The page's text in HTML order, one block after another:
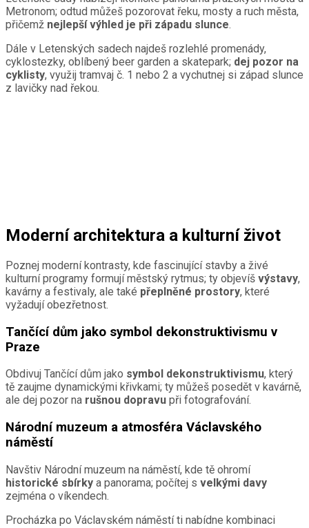
Metronom; odtud můžeš pozorovat řeku, mosty a ruch města,
přičemž nejlepší výhled je při západu slunce.
Dále v Letenských sadech najdeš rozlehlé promenády,
cyklostezky, oblíbený beer garden a skatepark; dej pozor na
cyklisty, využij tramvaj č. 1 nebo 2 a vychutnej si západ slunce
z lavičky nad řekou.
Moderní architektura a kulturní život
Poznej moderní kontrasty, kde fascinující stavby a živé
kulturní programy formují městský rytmus; ty objevíš výstavy,
kavárny a festivaly, ale také přeplněné prostory, které
vyžadují obezřetnost.
Tančící dům jako symbol dekonstruktivismu v
Praze
Obdivuj Tančící dům jako symbol dekonstruktivismu, který
tě zaujme dynamickými křivkami; ty můžeš posedět v kavárně,
ale dej pozor na rušnou dopravu při fotografování.
Národní muzeum a atmosféra Václavského
náměstí
Navštiv Národní muzeum na náměstí, kde tě ohromí
historické sbírky a panorama; počítej s velkými davy
zejména o víkendech.
Procházka po Václavském náměstí ti nabídne kombinaci